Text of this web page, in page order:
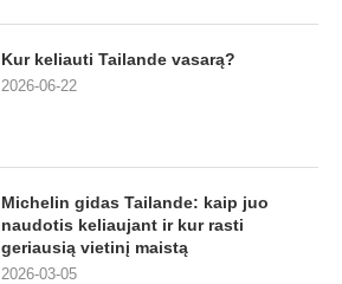
Kur keliauti Tailande vasarą?
2026-06-22
Michelin gidas Tailande: kaip juo
naudotis keliaujant ir kur rasti
geriausią vietinį maistą
2026-03-05